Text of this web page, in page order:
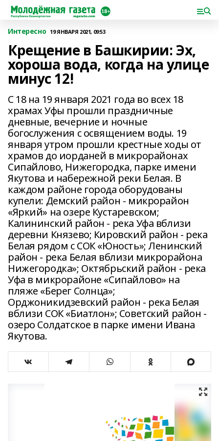
Интересно 19 ЯНВАРЯ 2021, 09:53
Крещение в Башкирии: Эх,
хороша вода, когда на улице
минус 12!
С 18 на 19 января 2021 года во всех 18
храмах Уфы прошли праздничные
дневные, вечерние и ночные
богослужения с освящением воды. 19
января утром прошли крестные ходы от
храмов до иорданей в микрорайонах
Сипайлово, Нижегородка, парке имени
Якутова и набережной реки Белая. В
каждом районе города оборудованы
купели: Демский район - микрорайон
«Яркий» на озере Кустаревском;
Калининский район - река Уфа вблизи
деревни Князево; Кировский район - река
Белая рядом с СОК «Юность»; Ленинский
район - река Белая вблизи микрорайона
Нижегородка»; Октябрьский район - река
Уфа в микрорайоне «Сипайлово» на
пляже «Берег Солнца»;
Орджоникидзевский район - река Белая
вблизи СОК «Биатлон»; Советский район -
озеро Солдатское в парке имени Ивана
Якутова.